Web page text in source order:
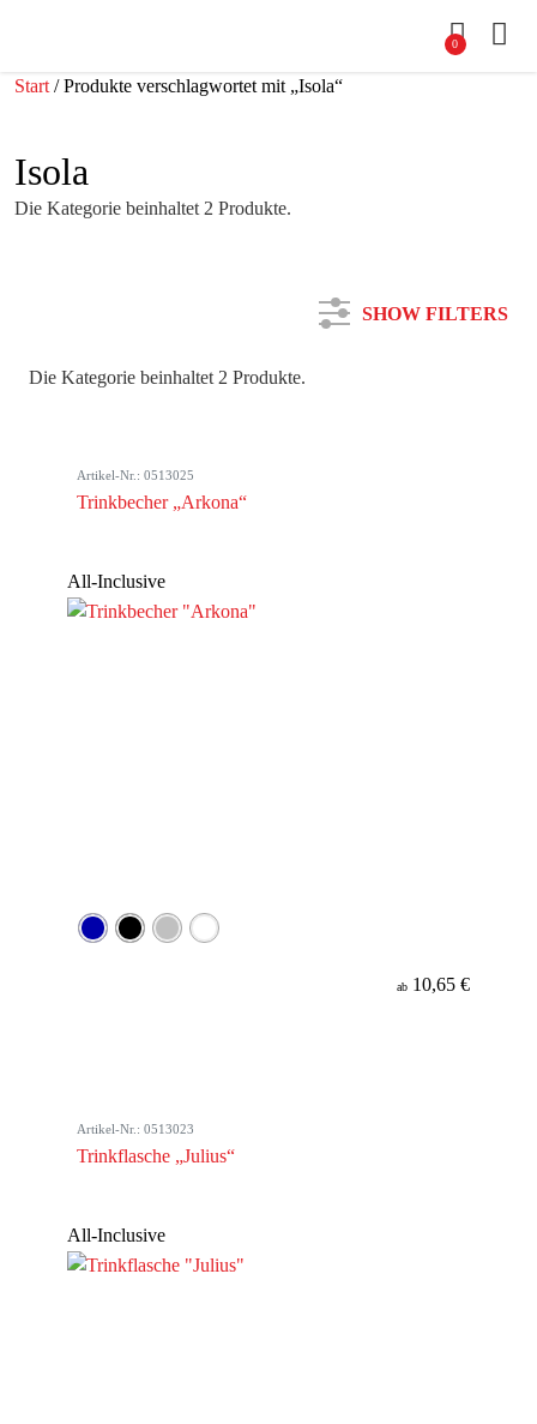
0
Start / Produkte verschlagwortet mit „Isola“
Isola
Die Kategorie beinhaltet 2 Produkte.
SHOW FILTERS
Farbe
Die Kategorie beinhaltet 2 Produkte.
Artikel-Nr.: 0513025
Trinkbecher „Arkona“
All-Inclusive
ab 10,65 €
Artikel-Nr.: 0513023
Trinkflasche „Julius“
All-Inclusive